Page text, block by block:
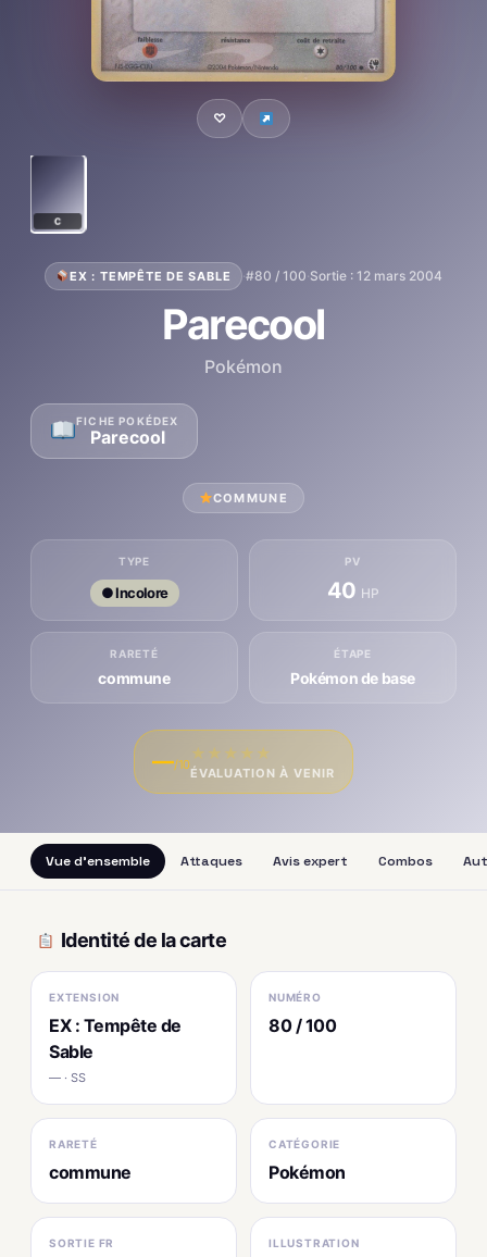
♡
C
EX : TEMPÊTE DE SABLE ·#80 / 100·Sortie : 12 mars 2004
Parecool
Pokémon
FICHE POKÉDEX
Parecool
COMMUNE
TYPE
● Incolore
PV
40 HP
RARETÉ
commune
ÉTAPE
Pokémon de base
—/10
★ ★ ★ ★ ★
ÉVALUATION À VENIR
Vue d'ensemble Attaques Avis expert Combos
Identité de la carte
EXTENSION
EX : Tempête de
Sable
— · SS
NUMÉRO
80 / 100
RARETÉ
commune
CATÉGORIE
Pokémon
SORTIE FR ILLUSTRATION